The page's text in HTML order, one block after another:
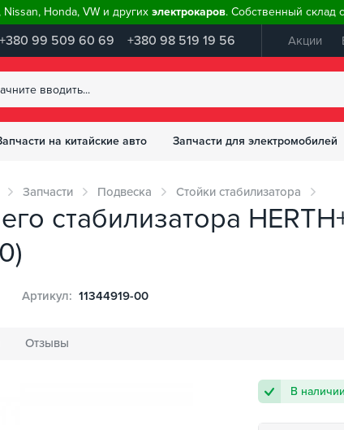
Honda, VW и других электрокаров. Собственный склад
+380 99 509 60 69 +380 98 519 19 56 Акции
на китайские авто Запчасти для электромобилей
Запчасти Подвеска Стойки стабилизатора
стабилизатора
Отзывы
Артикул: 11344919-00
В наличии